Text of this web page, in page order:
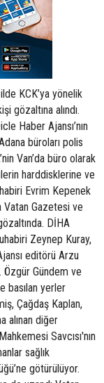
KCK’ya yönelik
gözaltına alındı.
Haber Ajansı’nın
büroları polis
Van’da büro olarak
harddisklerine ve
Evrim Kepenek
Vatan Gazetesi ve
DİHA
Zeynep Kuray,
editörü Arzu
Özgür Gündem ve
basılan yerler
Çağdaş Kaplan,
alınan diğer
Savcısı'nın
sağlık
götürülüyor.